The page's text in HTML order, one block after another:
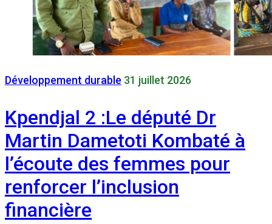
Développement durable 31 juillet 2026
Kpendjal 2 :Le député Dr
Martin Dametoti Kombaté à
l’écoute des femmes pour
renforcer l’inclusion
financière